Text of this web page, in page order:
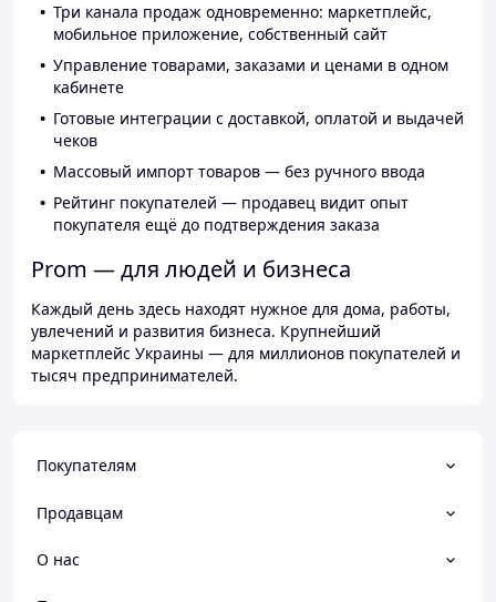
Три канала продаж одновременно: маркетплейс,
мобильное приложение, собственный сайт
Управление товарами, заказами и ценами в одном
кабинете
Готовые интеграции с доставкой, оплатой и выдачей
чеков
Массовый импорт товаров — без ручного ввода
Рейтинг покупателей — продавец видит опыт
покупателя ещё до подтверждения заказа
Prom — для людей и бизнеса
Каждый день здесь находят нужное для дома, работы,
увлечений и развития бизнеса. Крупнейший
маркетплейс Украины — для миллионов покупателей и
тысяч предпринимателей.
Покупателям
Продавцам
О нас